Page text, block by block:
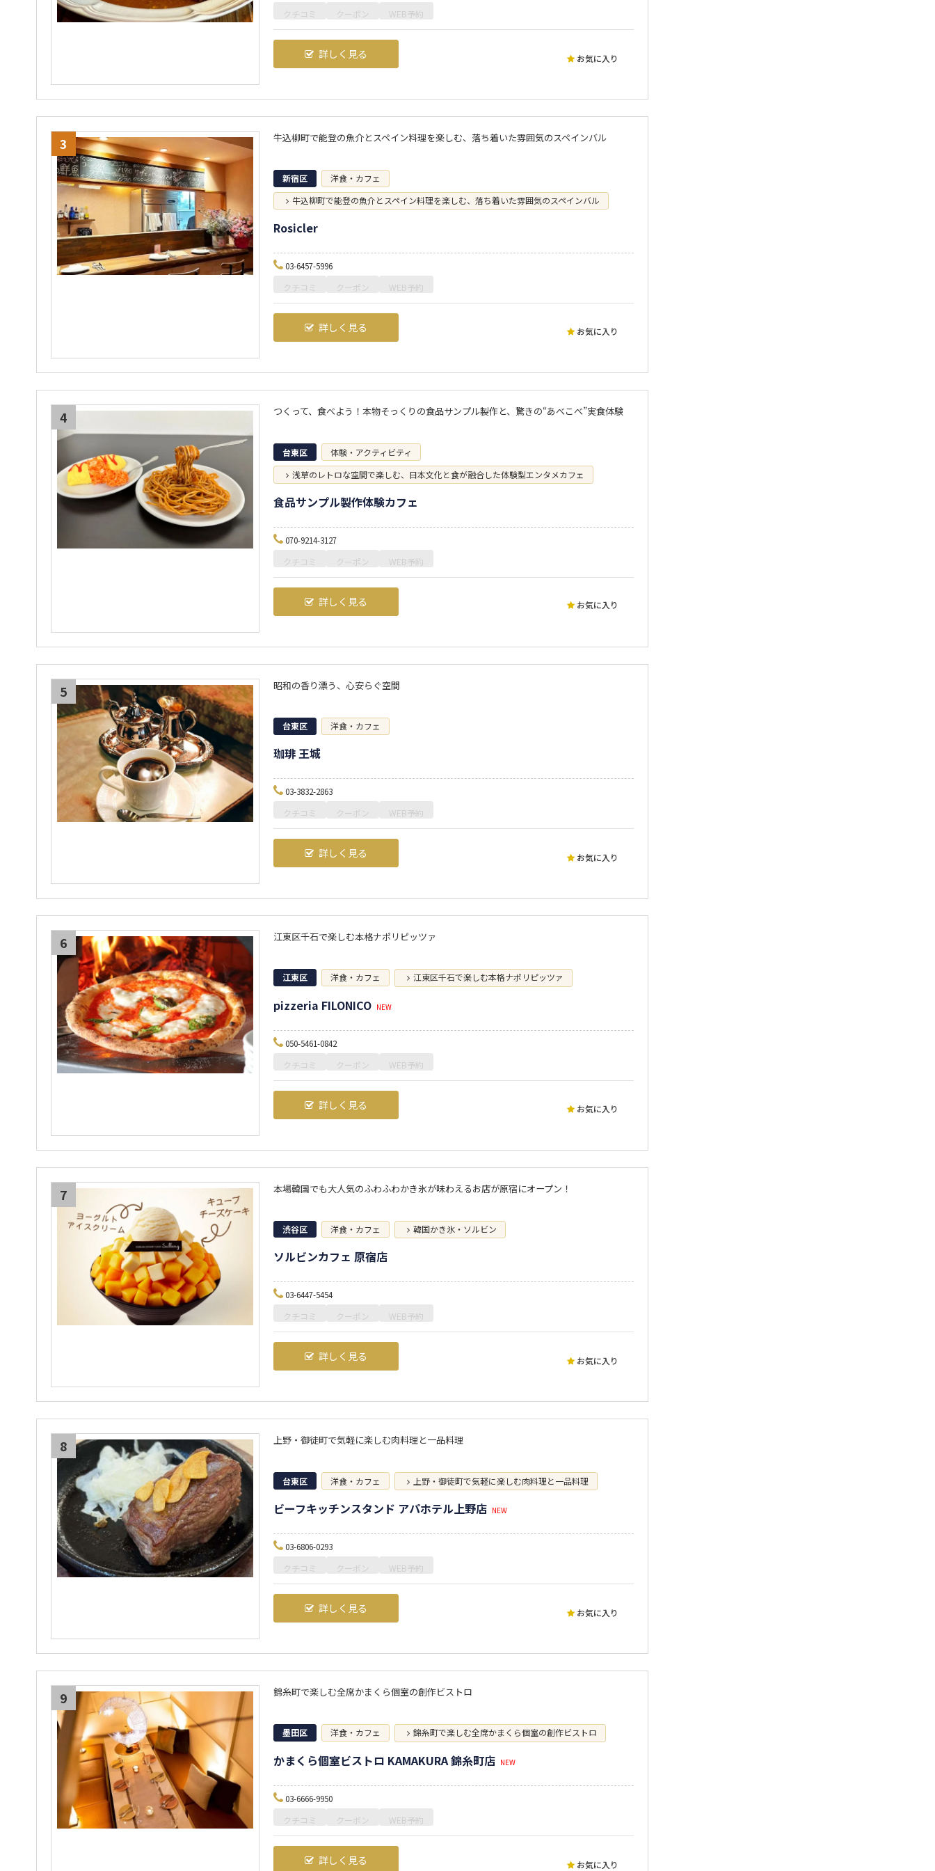
お気に入り
クチコミ クーポン WEB予約
詳しく見る
牛込柳町で能登の魚介とスペイン料理を楽しむ、落ち着いた雰囲気のスペインバル
3
新宿区
洋食・カフェ
牛込柳町で能登の魚介とスペイン料理を楽しむ、落ち着いた雰囲気のスペインバル
お気に入り
Rosicler
03-6457-5996
クチコミ クーポン WEB予約
詳しく見る
つくって、食べよう！本物そっくりの食品サンプル製作と、驚きの“あべこべ”実食体験
4
台東区
体験・アクティビティ
浅草のレトロな空間で楽しむ、日本文化と食が融合した体験型エンタメカフェ
お気に入り
食品サンプル製作体験カフェ
070-9214-3127
クチコミ クーポン WEB予約
詳しく見る
昭和の香り漂う、心安らぐ空間
5
台東区 洋食・カフェ
お気に入り
珈琲 王城
03-3832-2863
クチコミ クーポン WEB予約
詳しく見る
江東区千石で楽しむ本格ナポリピッツァ
6
江東区 洋食・カフェ 江東区千石で楽しむ本格ナポリピッツァ
お気に入り
pizzeria FILONICO NEW
050-5461-0842
クチコミ クーポン WEB予約
詳しく見る
本場韓国でも大人気のふわふわかき氷が味わえるお店が原宿にオープン！
7
渋谷区 洋食・カフェ 韓国かき氷・ソルビン
お気に入り
ソルビンカフェ 原宿店
03-6447-5454
クチコミ クーポン WEB予約
詳しく見る
上野・御徒町で気軽に楽しむ肉料理と一品料理
8
台東区 洋食・カフェ 上野・御徒町で気軽に楽しむ肉料理と一品料理
お気に入り
ビーフキッチンスタンド アパホテル上野店 NEW
03-6806-0293
クチコミ クーポン WEB予約
詳しく見る
錦糸町で楽しむ全席かまくら個室の創作ビストロ
9
墨田区 洋食・カフェ 錦糸町で楽しむ全席かまくら個室の創作ビストロ
お気に入り
かまくら個室ビストロ KAMAKURA 錦糸町店 NEW
03-6666-9950
クチコミ クーポン WEB予約
詳しく見る